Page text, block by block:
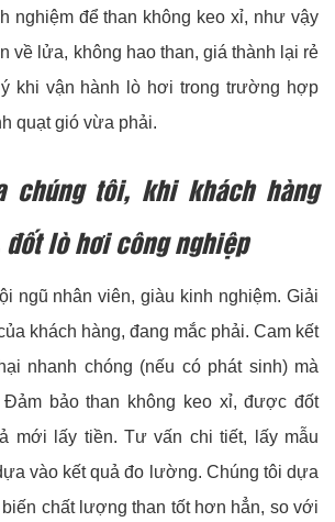
nghiệm để than không keo xỉ, như vậy
về lửa, không hao than, giá thành lại rẻ
khi vận hành lò hơi trong trường hợp
quạt gió vừa phải.
chúng tôi, khi khách hàng
lò hơi công nghiệp
ngũ nhân viên, giàu kinh nghiệm. Giải
khách hàng, đang mắc phải. Cam kết
nhanh chóng (nếu có phát sinh) mà
bảo than không keo xỉ, được đốt
mới lấy tiền. Tư vấn chi tiết, lấy mẫu
vào kết quả đo lường. Chúng tôi dựa
chất lượng than tốt hơn hẳn, so với